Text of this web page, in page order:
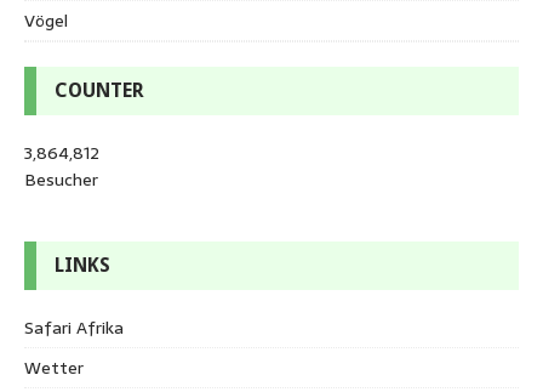
Vögel
COUNTER
3,864,812
Besucher
LINKS
Safari Afrika
Wetter